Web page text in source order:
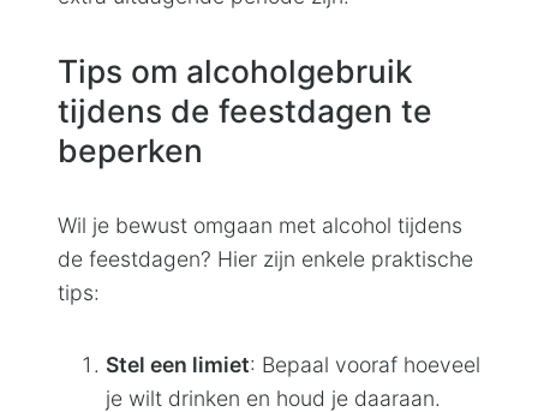
Tips om alcoholgebruik
tijdens de feestdagen te
beperken
Wil je bewust omgaan met alcohol tijdens
de feestdagen? Hier zijn enkele praktische
tips:
Stel een limiet: Bepaal vooraf hoeveel
je wilt drinken en houd je daaraan.